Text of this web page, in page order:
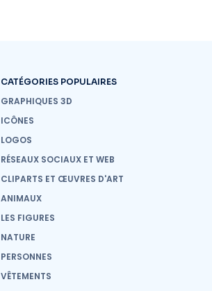
CATÉGORIES POPULAIRES
GRAPHIQUES 3D
ICÔNES
LOGOS
RÉSEAUX SOCIAUX ET WEB
CLIPARTS ET ŒUVRES D'ART
ANIMAUX
LES FIGURES
NATURE
PERSONNES
VÊTEMENTS